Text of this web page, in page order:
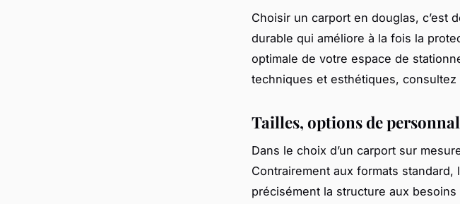
Choisir un carport en douglas, c’est
durable qui améliore à la fois la
optimale de votre espace de
techniques et esthétiques, consultez
Tailles, options de
Dans le choix d’un carport sur
Contrairement aux formats standard,
précisément la structure aux